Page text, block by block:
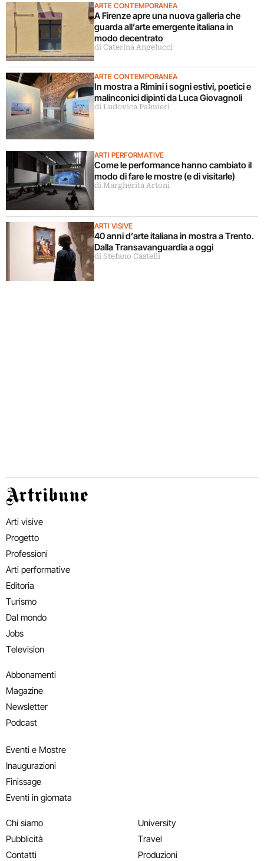
ARTE CONTEMPORANEA
A Firenze apre una nuova galleria che
guarda all’arte emergente italiana in
modo decentrato
di Caterina Angelucci
ARTE CONTEMPORANEA
In mostra a Rimini i sogni estivi, poetici e
malinconici dipinti da Luca Giovagnoli
di Ludovica Palmieri
ARTI PERFORMATIVE
Come le performance hanno cambiato il
modo di fare le mostre (e di visitarle)
di Margherita Artoni
ARTI VISIVE
40 anni d’arte italiana in mostra a Trento.
Dalla Transavanguardia a oggi
di Stefano Castelli
Artribune
Arti visive
Progetto
Professioni
Arti performative
Editoria
Turismo
Dal mondo
Jobs
Television
Abbonamenti
Magazine
Newsletter
Podcast
Eventi e Mostre
Inaugurazioni
Finissage
Eventi in giornata
Chi siamo
Pubblicità
Contatti
University
Travel
Produzioni